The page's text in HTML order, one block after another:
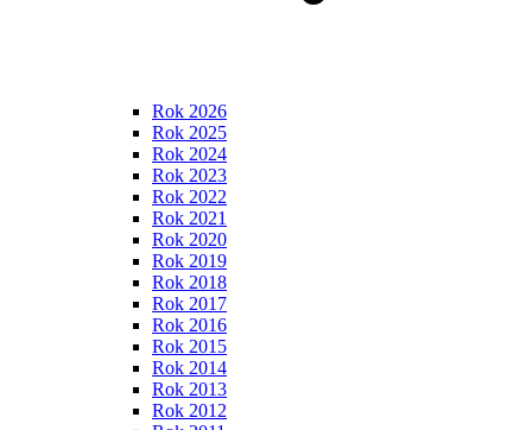
Rok 2026
Rok 2025
Rok 2024
Rok 2023
Rok 2022
Rok 2021
Rok 2020
Rok 2019
Rok 2018
Rok 2017
Rok 2016
Rok 2015
Rok 2014
Rok 2013
Rok 2012